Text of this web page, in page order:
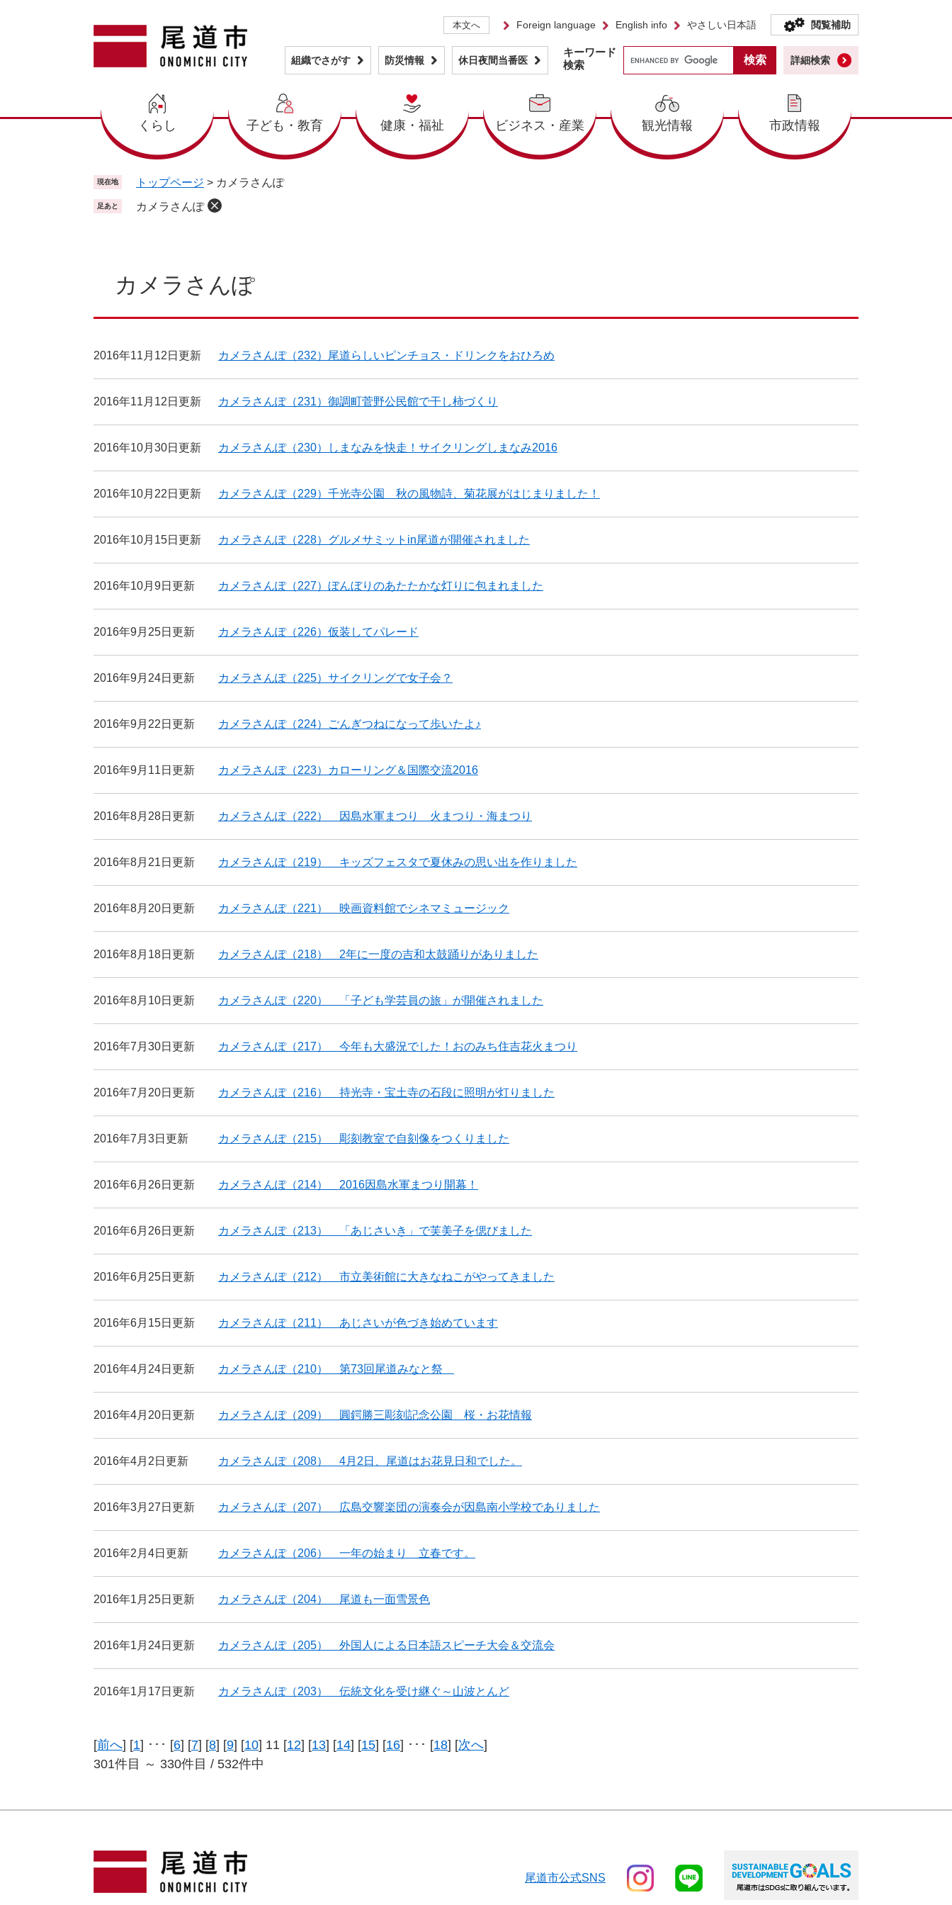
本文へ Foreign language English info やさしい日本語 閲覧補助
組織でさがす 防災情報 休日夜間当番医
くらし 子ども・教育 健康・福祉 ビジネス・産業 観光情報 市政情報
キーワード
検索
詳細検索
現在地 トップページ > カメラさんぽ
足あと カメラさんぽ
カメラさんぽ
2016年11月12日更新 カメラさんぽ（232）尾道らしいピンチョス・ドリンクをおひろめ
2016年11月12日更新 カメラさんぽ（231）御調町菅野公民館で干し柿づくり
2016年10月30日更新 カメラさんぽ（230）しまなみを快走！サイクリングしまなみ2016
2016年10月22日更新 カメラさんぽ（229）千光寺公園 秋の風物詩、菊花展がはじまりました！
2016年10月15日更新 カメラさんぽ（228）グルメサミットin尾道が開催されました
2016年10月9日更新 カメラさんぽ（227）ぼんぼりのあたたかな灯りに包まれました
2016年9月25日更新 カメラさんぽ（226）仮装してパレード
2016年9月24日更新 カメラさんぽ（225）サイクリングで女子会？
2016年9月22日更新 カメラさんぽ（224）ごんぎつねになって歩いたよ♪
2016年9月11日更新 カメラさんぽ（223）カローリング＆国際交流2016
2016年8月28日更新 カメラさんぽ（222） 因島水軍まつり 火まつり・海まつり
2016年8月21日更新 カメラさんぽ（219） キッズフェスタで夏休みの思い出を作りました
2016年8月20日更新 カメラさんぽ（221） 映画資料館でシネマミュージック
2016年8月18日更新 カメラさんぽ（218） 2年に一度の吉和太鼓踊りがありました
2016年8月10日更新 カメラさんぽ（220） 「子ども学芸員の旅」が開催されました
2016年7月30日更新 カメラさんぽ（217） 今年も大盛況でした！おのみち住吉花火まつり
2016年7月20日更新 カメラさんぽ（216） 持光寺・宝土寺の石段に照明が灯りました
2016年7月3日更新 カメラさんぽ（215） 彫刻教室で自刻像をつくりました
2016年6月26日更新 カメラさんぽ（214） 2016因島水軍まつり開幕！
2016年6月26日更新 カメラさんぽ（213） 「あじさいき」で芙美子を偲びました
2016年6月25日更新 カメラさんぽ（212） 市立美術館に大きなねこがやってきました
2016年6月15日更新 カメラさんぽ（211） あじさいが色づき始めています
2016年4月24日更新 カメラさんぽ（210） 第73回尾道みなと祭
2016年4月20日更新 カメラさんぽ（209） 圓鍔勝三彫刻記念公園 桜・お花情報
2016年4月2日更新 カメラさんぽ（208） 4月2日、尾道はお花見日和でした。
2016年3月27日更新 カメラさんぽ（207） 広島交響楽団の演奏会が因島南小学校でありました
2016年2月4日更新 カメラさんぽ（206） 一年の始まり 立春です。
2016年1月25日更新 カメラさんぽ（204） 尾道も一面雪景色
2016年1月24日更新 カメラさんぽ（205） 外国人による日本語スピーチ大会＆交流会
2016年1月17日更新 カメラさんぽ（203） 伝統文化を受け継ぐ～山波とんど
[前へ] [1] ･･･ [6] [7] [8] [9] [10] 11 [12] [13] [14] [15] [16] ･･･ [18] [次へ]
301件目 ～ 330件目 / 532件中
尾道市公式SNS